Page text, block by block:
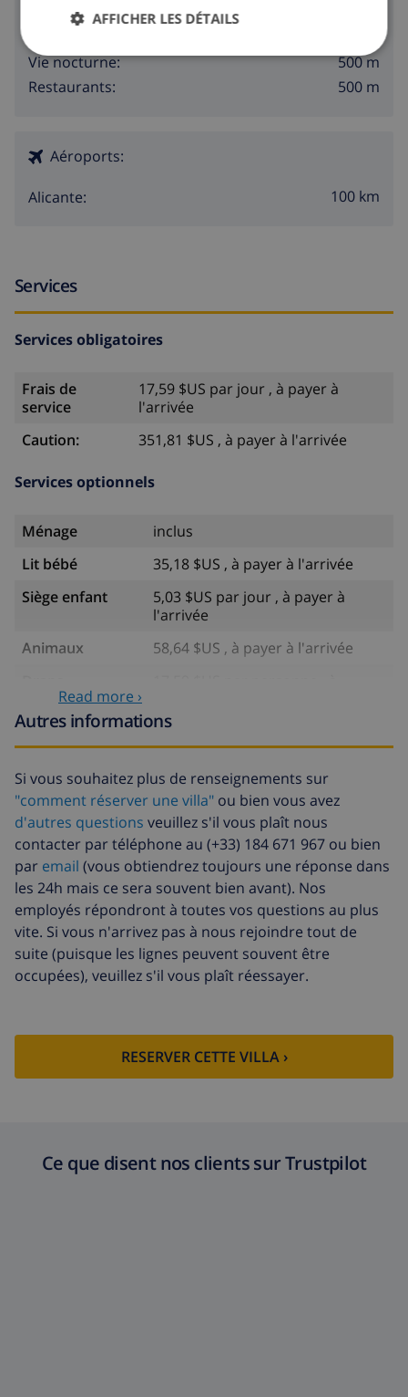
Vie nocturne:
500 m
Restaurants:
500 m
Aéroports:
Alicante: 100 km
Services
Services obligatoires
Frais de
service
17,59 $US par jour , à payer à
l'arrivée
Caution:
351,81 $US , à payer à l'arrivée
Services optionnels
Ménage
inclus
Lit bébé
35,18 $US , à payer à l'arrivée
Siège enfant
5,03 $US par jour , à payer à
l'arrivée
Animaux
58,64 $US , à payer à l'arrivée
supplémentaires
Serviettes
supplémentaires
8,80 $US par personne , à payer à
l'arrivée
Départ tardif
113,75 $US
Nettoyage
supplémentaire
basée sur consommation
énergétique (52,77 $US/HOUR)
Fonds
d'annulation:
4.80% du montant total
Read more ›
Autres informations
Si vous souhaitez plus de renseignements sur
"comment réserver une villa" ou bien vous avez
d'autres questions veuillez s'il vous plaît nous
contacter par téléphone au (+33) 184 671 967 ou bien
par email (vous obtiendrez toujours une réponse dans
les 24h mais ce sera souvent bien avant). Nos
employés répondront à toutes vos questions au plus
vite. Si vous n'arrivez pas à nous rejoindre tout de
suite (puisque les lignes peuvent souvent être
occupées), veuillez s'il vous plaît réessayer.
RESERVER CETTE VILLA ›
Ce que disent nos clients sur Trustpilot
AFFICHER LES DÉTAILS